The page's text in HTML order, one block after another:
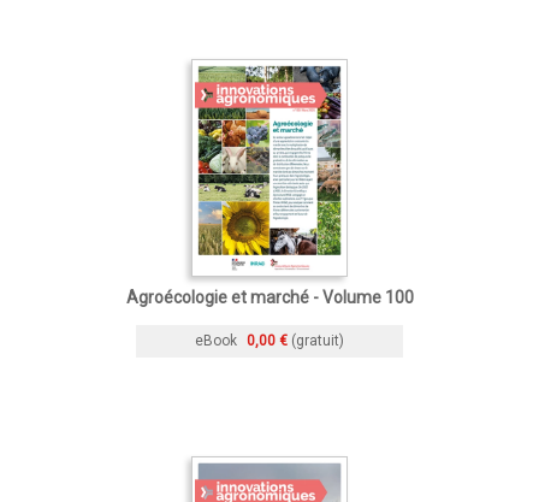
Agroécologie et marché - Volume 100
eBook 0,00 € (gratuit)